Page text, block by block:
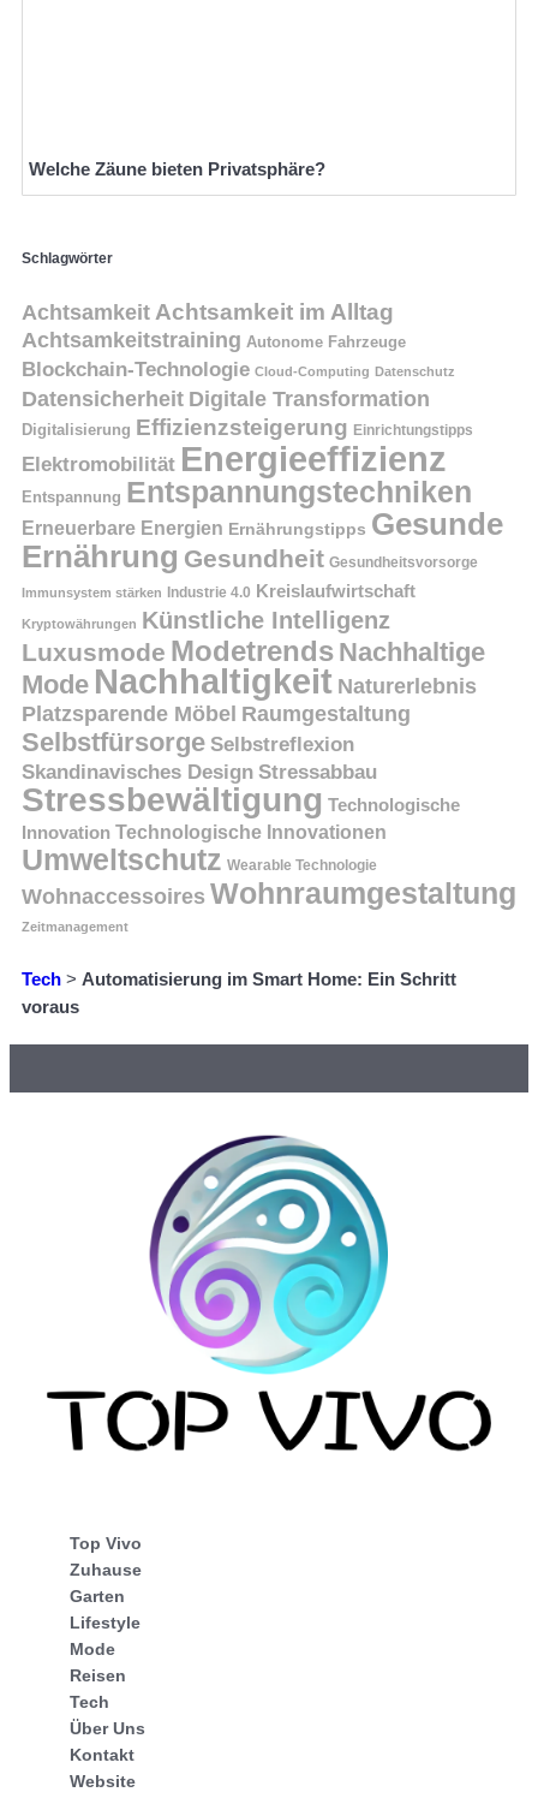
Welche Zäune bieten Privatsphäre?
Schlagwörter
Achtsamkeit Achtsamkeit im Alltag
Achtsamkeitstraining Autonome Fahrzeuge
Blockchain-Technologie Cloud-Computing Datenschutz
Datensicherheit Digitale Transformation
Digitalisierung Effizienzsteigerung Einrichtungstipps
Elektromobilität Energieeffizienz
Entspannung Entspannungstechniken
Erneuerbare Energien Ernährungstipps Gesunde
Ernährung Gesundheit Gesundheitsvorsorge
Immunsystem stärken Industrie 4.0 Kreislaufwirtschaft
Kryptowährungen Künstliche Intelligenz
Luxusmode Modetrends Nachhaltige
Mode Nachhaltigkeit Naturerlebnis
Platzsparende Möbel Raumgestaltung
Selbstfürsorge Selbstreflexion
Skandinavisches Design Stressabbau
Stressbewältigung Technologische
Innovation Technologische Innovationen
Umweltschutz Wearable Technologie
Wohnaccessoires Wohnraumgestaltung
Zeitmanagement
Tech > Automatisierung im Smart Home: Ein Schritt
voraus
Top Vivo
Zuhause
Garten
Lifestyle
Mode
Reisen
Tech
Über Uns
Kontakt
Website